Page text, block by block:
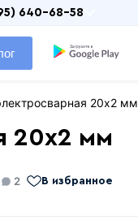
640-68-58
20х2 мм
20х2 мм
2 В избранное